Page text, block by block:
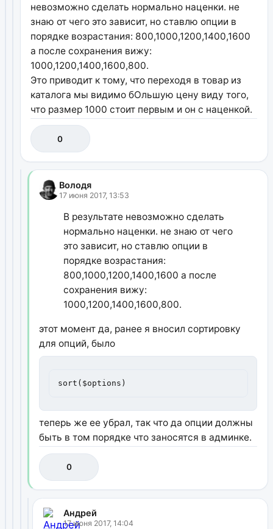
невозможно сделать нормально наценки. не
знаю от чего это зависит, но ставлю опции в
порядке возрастания: 800,1000,1200,1400,1600
а после сохранения вижу:
1000,1200,1400,1600,800.
Это приводит к тому, что переходя в товар из
каталога мы видимо бОльшую цену виду того,
что размер 1000 стоит первым и он с наценкой.
0
Володя
17 июня 2017, 13:53
В результате невозможно сделать
нормально наценки. не знаю от чего
это зависит, но ставлю опции в
порядке возрастания:
800,1000,1200,1400,1600 а после
сохранения вижу:
1000,1200,1400,1600,800.
этот момент да, ранее я вносил сортировку
для опций, было
sort($options)
теперь же ее убрал, так что да опции должны
быть в том порядке что заносятся в админке.
0
Андрей
17 июня 2017, 14:04